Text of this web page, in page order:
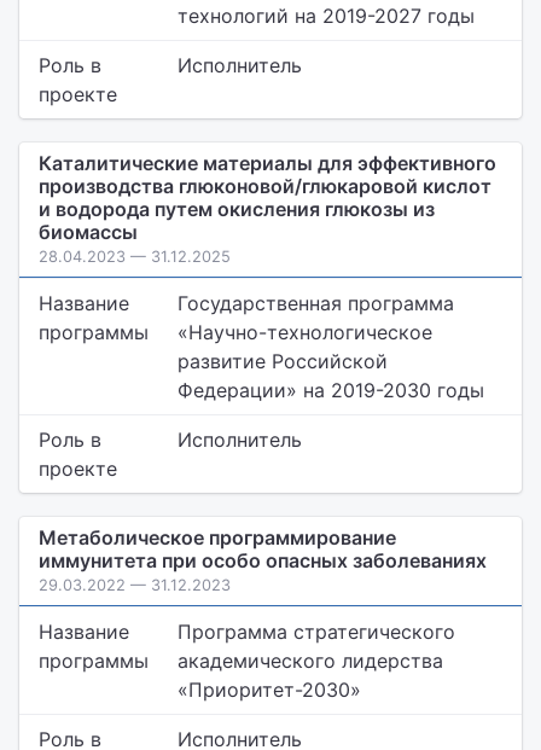
технологий на 2019-2027 годы
Роль в
проекте
Исполнитель
Каталитические материалы для эффективного
производства глюконовой/глюкаровой кислот
и водорода путем окисления глюкозы из
биомассы
28.04.2023 — 31.12.2025
Название
программы
Государственная программа
«Научно-технологическое
развитие Российской
Федерации» на 2019-2030 годы
Роль в
проекте
Исполнитель
Метаболическое программирование
иммунитета при особо опасных заболеваниях
29.03.2022 — 31.12.2023
Название
программы
Программа стратегического
академического лидерства
«Приоритет-2030»
Роль в
Исполнитель